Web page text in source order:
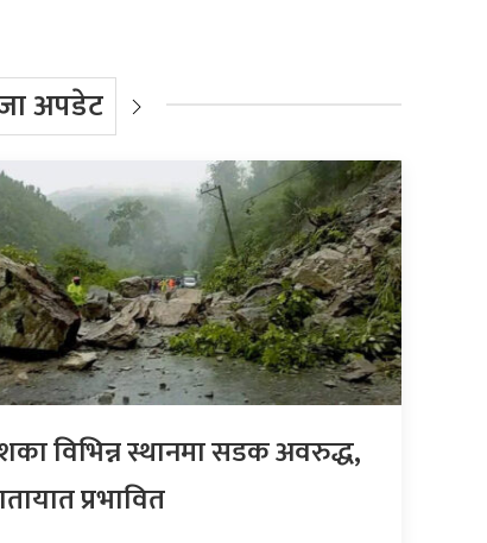
अपडेट
विभिन्न स्थानमा सडक अवरुद्ध,
प्रभावित